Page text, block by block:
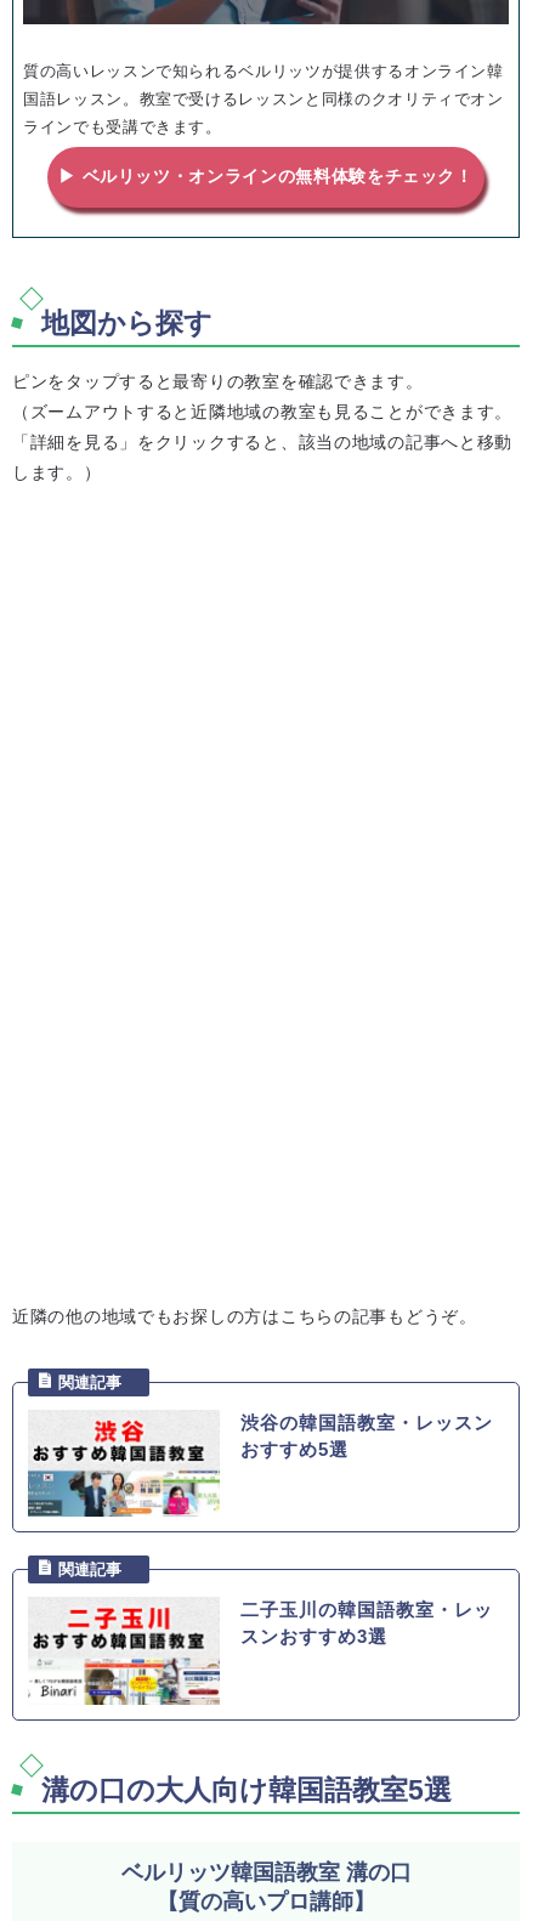
質の高いレッスンで知られるベルリッツが提供するオンライン韓
国語レッスン。教室で受けるレッスンと同様のクオリティでオン
ラインでも受講できます。
▶ ベルリッツ・オンラインの無料体験をチェック！
地図から探す
ピンをタップすると最寄りの教室を確認できます。
（ズームアウトすると近隣地域の教室も見ることができます。
「詳細を見る」をクリックすると、該当の地域の記事へと移動
します。）
近隣の他の地域でもお探しの方はこちらの記事もどうぞ。
渋谷の韓国語教室・レッスン
おすすめ5選
二子玉川の韓国語教室・レッ
スンおすすめ3選
溝の口の大人向け韓国語教室5選
ベルリッツ韓国語教室 溝の口
【質の高いプロ講師】